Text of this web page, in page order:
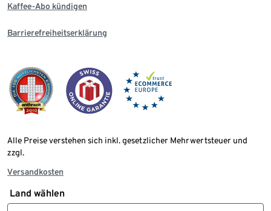
Kaffee-Abo kündigen
Barrierefreiheitserklärung
Alle Preise verstehen sich inkl. gesetzlicher Mehrwertsteuer und
zzgl.
Versandkosten
Land wählen